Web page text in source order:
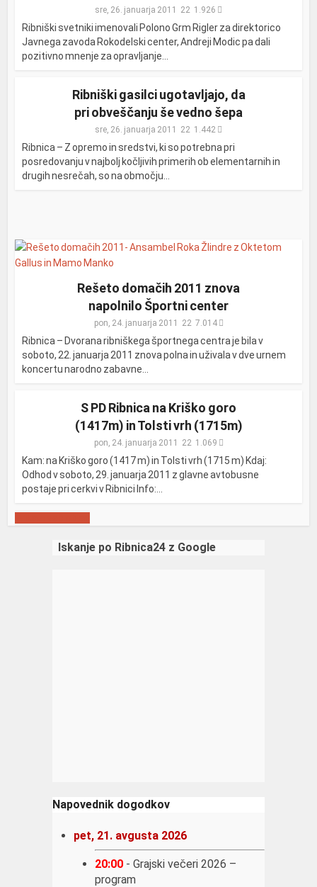
sre, 26. januarja 2011 1.926
Ribniški svetniki imenovali Polono Grm Rigler za direktorico
Javnega zavoda Rokodelski center, Andreji Modic pa dali
pozitivno mnenje za opravljanje...
Ribniški gasilci ugotavljajo, da
pri obveščanju še vedno šepa
sre, 26. januarja 2011 1.442
Ribnica – Z opremo in sredstvi, ki so potrebna pri
posredovanju v najbolj kočljivih primerih ob elementarnih in
drugih nesrečah, so na območju...
Rešeto domačih 2011 znova
napolnilo Športni center
pon, 24. januarja 2011 7.014
Ribnica – Dvorana ribniškega športnega centra je bila v
soboto, 22. januarja 2011 znova polna in uživala v dve urnem
koncertu narodno zabavne...
S PD Ribnica na Kriško goro
(1417m) in Tolsti vrh (1715m)
pon, 24. januarja 2011 1.069
Kam: na Kriško goro (1417 m) in Tolsti vrh (1715 m) Kdaj:
Odhod v soboto, 29. januarja 2011 z glavne avtobusne
postaje pri cerkvi v Ribnici Info:...
Iskanje po Ribnica24 z Google
Napovednik dogodkov
pet, 21. avgusta 2026
20:00 - Grajski večeri 2026 –
program